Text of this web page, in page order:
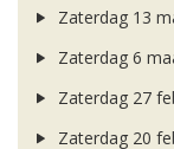
Zaterdag 13
Zaterdag 6
Zaterdag 27
Zaterdag 20